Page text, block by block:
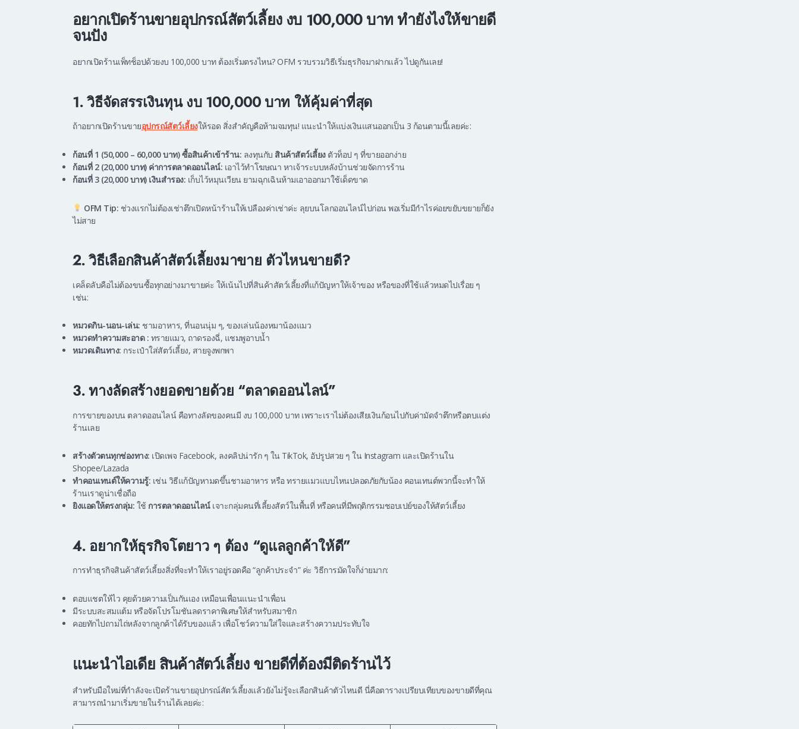
อยากเปิดร้านขายอุปกรณ์สัตว์เลี้ยง งบ 100,000 บาท ทำยังไงให้ขายดี
จนปัง
อยากเปิดร้านเพ็ทช็อปด้วยงบ 100,000 บาท ต้องเริ่มตรงไหน? OFM รวบรวมวิธีเริ่มธุรกิจมาฝากแล้ว ไปดูกันเลย!
1. วิธีจัดสรรเงินทุน งบ 100,000 บาท ให้คุ้มค่าที่สุด
ถ้าอยากเปิดร้านขายอุปกรณ์สัตว์เลี้ยงให้รอด สิ่งสำคัญคือห้ามจมทุน! แนะนำให้แบ่งเงินแสนออกเป็น 3 ก้อนตามนี้เลยค่ะ:
ก้อนที่ 1 (50,000 – 60,000 บาท) ซื้อสินค้าเข้าร้าน: ลงทุนกับ สินค้าสัตว์เลี้ยงตัวท็อป ๆ ที่ขายออกง่าย
ก้อนที่ 2 (20,000 บาท) ค่าการตลาดออนไลน์: เอาไว้ทำโฆษณา หาเจ้าระบบหลังบ้านช่วยจัดการร้าน
ก้อนที่ 3 (20,000 บาท) เงินสำรอง: เก็บไว้หมุนเวียน ยามฉุกเฉินห้ามเอาออกมาใช้เด็ดขาด
OFM Tip: ช่วงแรกไม่ต้องเช่าตึกเปิดหน้าร้านให้เปลืองค่าเช่าค่ะ ลุยบนโลกออนไลน์ไปก่อน พอเริ่มมีกำไรค่อยขยับขยายก็ยัง
ไม่สาย
2. วิธีเลือกสินค้าสัตว์เลี้ยงมาขาย ตัวไหนขายดี?
เคล็ดลับคือไม่ต้องขนซื้อทุกอย่างมาขายค่ะ ให้เน้นไปที่สินค้าสัตว์เลี้ยงที่แก้ปัญหาให้เจ้าของ หรือของที่ใช้แล้วหมดไปเรื่อย ๆ
เช่น:
หมวดกิน-นอน-เล่น: ชามอาหาร, ที่นอนนุ่ม ๆ, ของเล่นน้องหมาน้องแมว
หมวดทำความสะอาด : ทรายแมว, ถาดรองฉี่, แชมพูอาบน้ำ
หมวดเดินทาง: กระเป๋าใส่สัตว์เลี้ยง, สายจูงพกพา
3. ทางลัดสร้างยอดขายด้วย “ตลาดออนไลน์”
การขายของบน ตลาดออนไลน์ คือทางลัดของคนมี งบ 100,000 บาท เพราะเราไม่ต้องเสียเงินก้อนไปกับค่ามัดจำตึกหรือตบแต่ง
ร้านเลย
สร้างตัวตนทุกช่องทาง: เปิดเพจ Facebook, ลงคลิปน่ารัก ๆ ใน TikTok, อัปรูปสวย ๆ ใน Instagram และเปิดร้านใน
Shopee/Lazada
ทำคอนเทนต์ให้ความรู้: เช่น วิธีแก้ปัญหามดขึ้นชามอาหาร หรือ ทรายแมวแบบไหนปลอดภัยกับน้อง คอนเทนต์พวกนี้จะทำให้
ร้านเราดูน่าเชื่อถือ
ยิงแอดให้ตรงกลุ่ม: ใช้ การตลาดออนไลน์เจาะกลุ่มคนที่เลี้ยงสัตว์ในพื้นที่ หรือคนที่มีพฤติกรรมชอบเปย์ของให้สัตว์เลี้ยง
4. อยากให้ธุรกิจโตยาว ๆ ต้อง “ดูแลลูกค้าให้ดี”
การทำธุรกิจสินค้าสัตว์เลี้ยงสิ่งที่จะทำให้เราอยู่รอดคือ “ลูกค้าประจำ” ค่ะ วิธีการมัดใจก็ง่ายมาก:
ตอบแชตให้ไว คุยด้วยความเป็นกันเอง เหมือนเพื่อนแนะนำเพื่อน
มีระบบสะสมแต้ม หรือจัดโปรโมชันลดราคาพิเศษให้สำหรับสมาชิก
คอยทักไปถามไถ่หลังจากลูกค้าได้รับของแล้ว เพื่อโชว์ความใส่ใจและสร้างความประทับใจ
แนะนำไอเดีย สินค้าสัตว์เลี้ยง ขายดีที่ต้องมีติดร้านไว้
สำหรับมือใหม่ที่กำลังจะเปิดร้านขายอุปกรณ์สัตว์เลี้ยงแล้วยังไม่รู้จะเลือกสินค้าตัวไหนดี นี่คือตารางเปรียบเทียบของขายดีที่คุณ
สามารถนำมาเริ่มขายในร้านได้เลยค่ะ: